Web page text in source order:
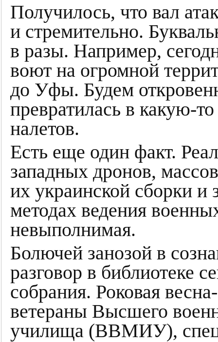
Получилось, что вал
и стремительно.
в разы. Например,
воют на огромной
до Уфы. Будем
превратилась в какую-
налетов.
Есть еще один факт.
западных дронов,
их украинской сборки
методах ведения
невыполнимая.
Болючей занозой в
разговор в библиотеке
собрания. Роковая
ветераны Высшего
училища (ВВМИУ),